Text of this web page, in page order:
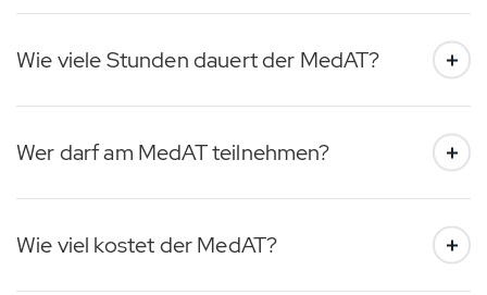
Wie viele Stunden dauert der MedAT?
Wer darf am MedAT teilnehmen?
Wie viel kostet der MedAT?